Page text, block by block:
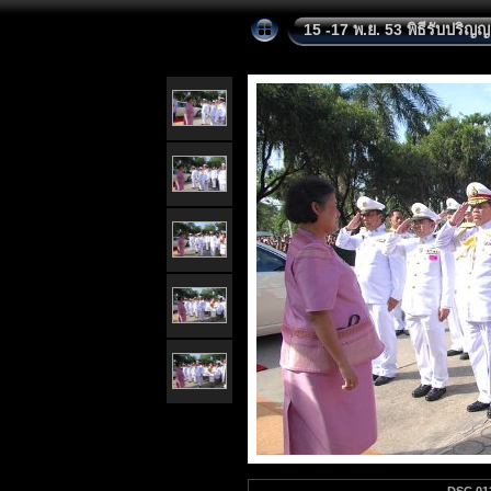
15 -17 พ.ย. 53 พิธีรับปริญ